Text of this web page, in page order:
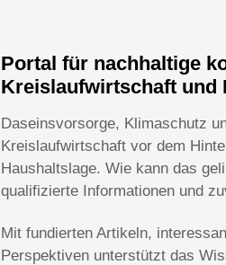
Portal für nachhaltige
Kreislaufwirtschaft und
Daseinsvorsorge, Klimaschutz
Kreislaufwirtschaft vor dem
Haushaltslage. Wie kann das
qualifizierte Informationen und
Mit fundierten Artikeln,
Perspektiven unterstützt das